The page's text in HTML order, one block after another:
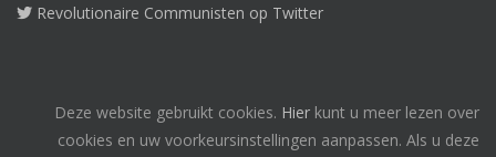
Revolutionaire Communisten op Twitter
Deze website gebruikt cookies. Hier kunt u meer lezen over
cookies en uw voorkeursinstellingen aanpassen. Als u deze